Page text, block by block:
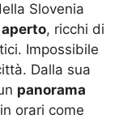
Slovenia
, ricchi di
Impossibile
Dalla sua
panorama
orari come